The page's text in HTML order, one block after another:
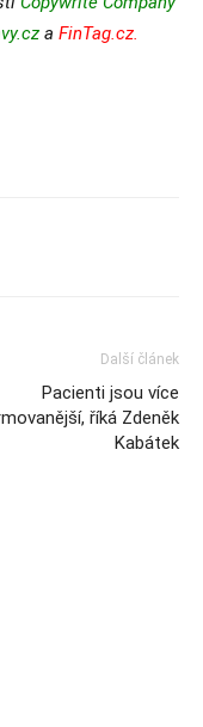
a FinTag.cz.
Další článek
Pacienti jsou více
říká Zdeněk
Kabátek